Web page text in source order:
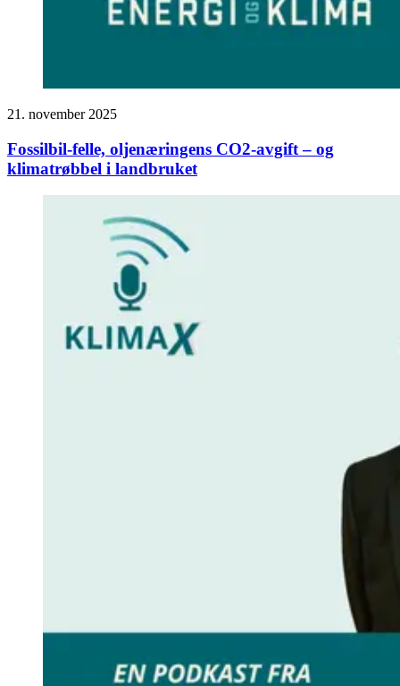
21. november 2025
Fossilbil-felle, oljenæringens CO2-avgift – og
klimatrøbbel i landbruket